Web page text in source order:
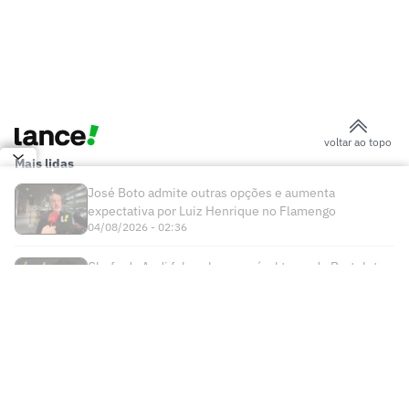
do mercado da bola internacional
River Plate vence disputa com
Flamengo e fecha acordo por Thiago
Almada por R$ 120 milhões
Leonardo Jardim e Filipe Luís são